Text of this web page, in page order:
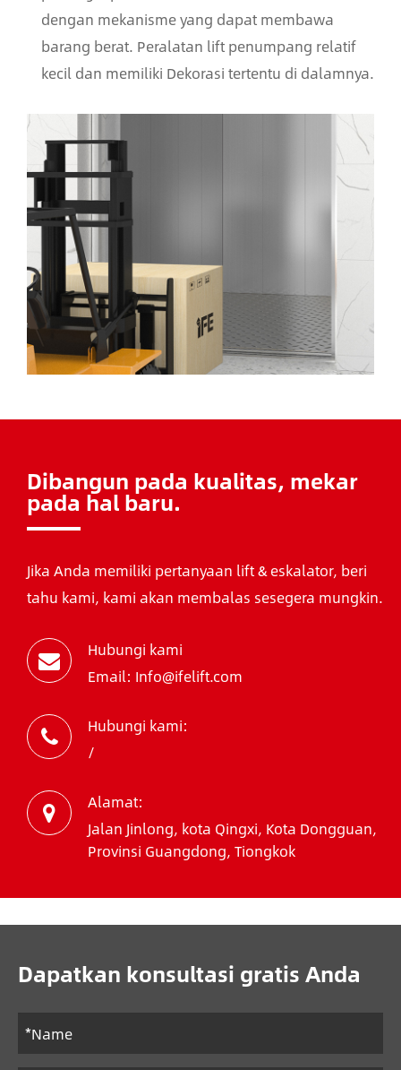
dengan mekanisme yang dapat membawa
barang berat. Peralatan lift penumpang relatif
kecil dan memiliki Dekorasi tertentu di dalamnya.
Dibangun pada kualitas, mekar
pada hal baru.
Jika Anda memiliki pertanyaan lift & eskalator, beri
tahu kami, kami akan membalas sesegera mungkin.
Hubungi kami
Email: Info@ifelift.com
Hubungi kami:
/
Alamat:
Jalan Jinlong, kota Qingxi, Kota Dongguan,
Provinsi Guangdong, Tiongkok
Dapatkan konsultasi gratis Anda